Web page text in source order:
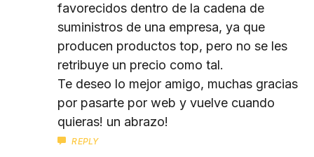
favorecidos dentro de la cadena de
suministros de una empresa, ya que
producen productos top, pero no se les
retribuye un precio como tal.
Te deseo lo mejor amigo, muchas gracias
por pasarte por web y vuelve cuando
quieras! un abrazo!
REPLY